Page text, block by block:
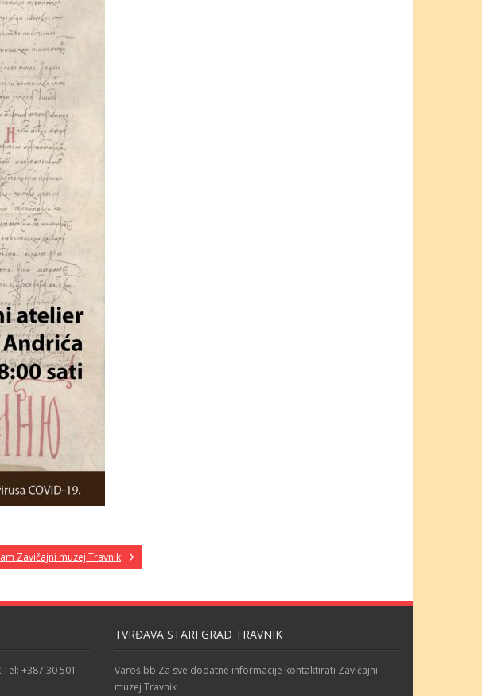
Zavičajni muzej Travnik
+387 30 501-
TVRĐAVA STARI GRAD TRAVNIK
Varoš bb Za sve dodatne informacije kontaktirati Zavičajni
muzej Travnik